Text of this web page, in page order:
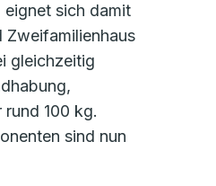
sich damit
Zweifamilienhaus
gleichzeitig
100 kg.
sind nun